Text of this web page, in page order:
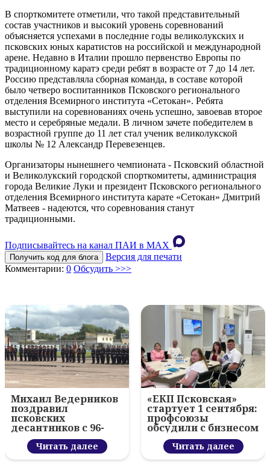
В спорткомитете отметили, что такой представительный
состав участников и высокий уровень соревнований
объясняется успехами в последние годы великолукских и
псковских юных каратистов на российской и международной
арене. Недавно в Италии прошло первенство Европы по
традиционному каратэ среди ребят в возрасте от 7 до 14 лет.
Россию представляла сборная команда, в составе которой
было четверо воспитанников Псковского регионального
отделения Всемирного института «Сетокан». Ребята
выступили на соревнованиях очень успешно, завоевав второе
место и серебряные медали. В личном зачете победителем в
возрастной группе до 11 лет стал ученик великолукской
школы № 12 Александр Перевезенцев.
Организаторы нынешнего чемпионата - Псковский областной
и Великолукский городской спорткомитеты, администрация
города Великие Луки и президент Псковского регионального
отделения Всемирного института карате «Сетокан» Дмитрий
Матвеев - надеются, что соревнования станут
традиционными.
Подписывайтесь на канал ПАИ в MAХ
Получить код для блога
Версия для печати
Комментарии: 0 Обсудить >>>
Михаил Ведерников
поздравил
псковских
десантников с 96-
летием ВДВ и
вручил награды
Читать далее
«ЕКП Псковская»
стартует 1 сентября:
профсоюзы
обсудили с бизнесом
новый цифровой
проектЧитать далее